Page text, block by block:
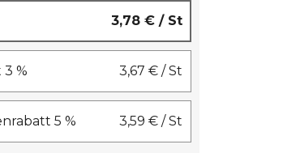
3,78 € / St
% 3,67 € / St
5 % 3,59 € / St